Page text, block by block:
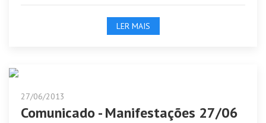
LER MAIS
27/06/2013
Comunicado - Manifestações 27/06